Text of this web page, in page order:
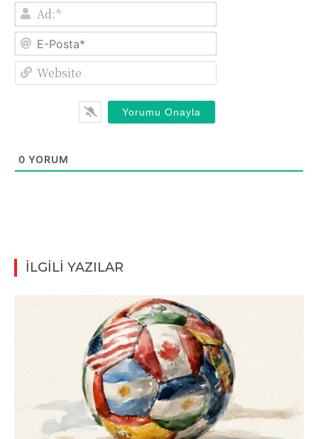
Ad:*
E-
0 YORUM
İLGİLİ YAZILAR